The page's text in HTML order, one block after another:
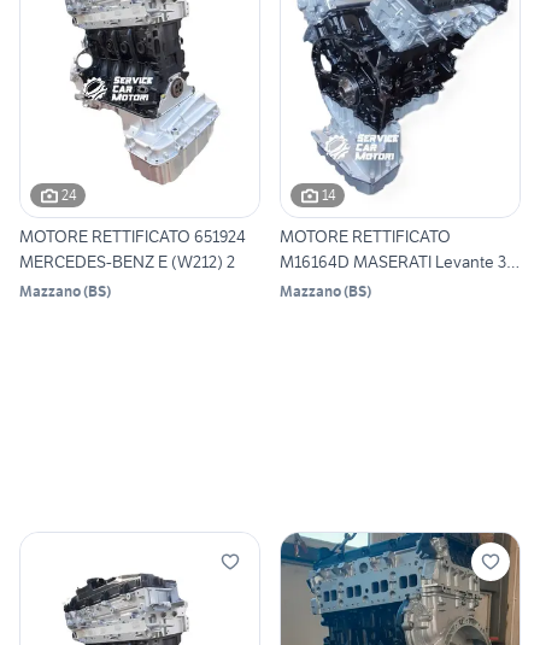
24
MOTORE RETTIFICATO 651924
MERCEDES-BENZ E (W212) 2
Mazzano(BS)
14
MOTORE RETTIFICATO
M16164D MASERATI Levante 3.0
V6
Mazzano(BS)